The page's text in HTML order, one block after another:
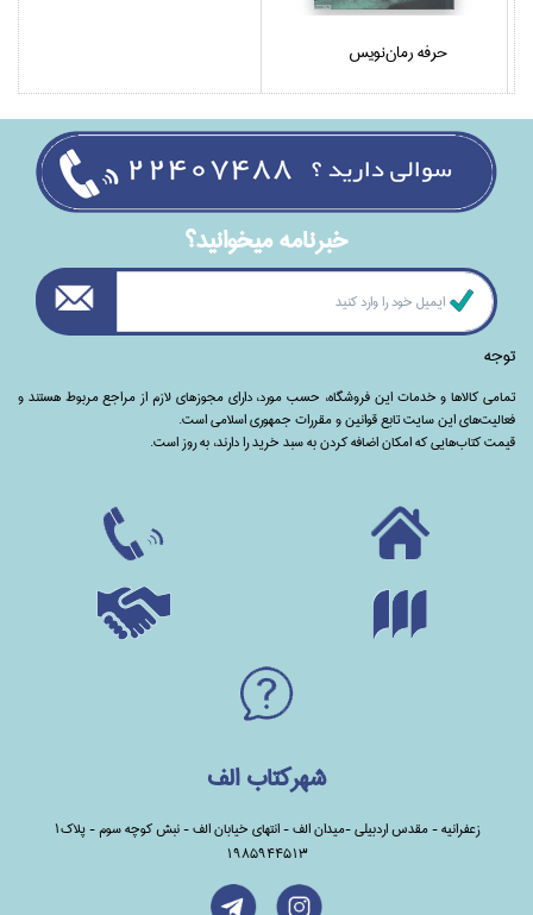
حرفه رمان‌نويس
خبرنامه ميخوانيد؟
توجه
تمامی‌ کالاها و خدمات این فروشگاه، حسب مورد،‌ دارای مجوزهای لازم از مراجع مربوط هستند ‌و‌‌
فعالیت‌های این سایت تابع قوانین و مقررات جمهوری اسلامی است.
قیمت کتاب‌هایی که امکان اضافه کردن به سبد خرید را دارند،‌ به روز است.
شهرکتاب الف
زعفرانیه - مقدس اردبیلی -میدان الف - انتهای خیابان الف - نبش کوچه سوم - پلاک1
1985944513